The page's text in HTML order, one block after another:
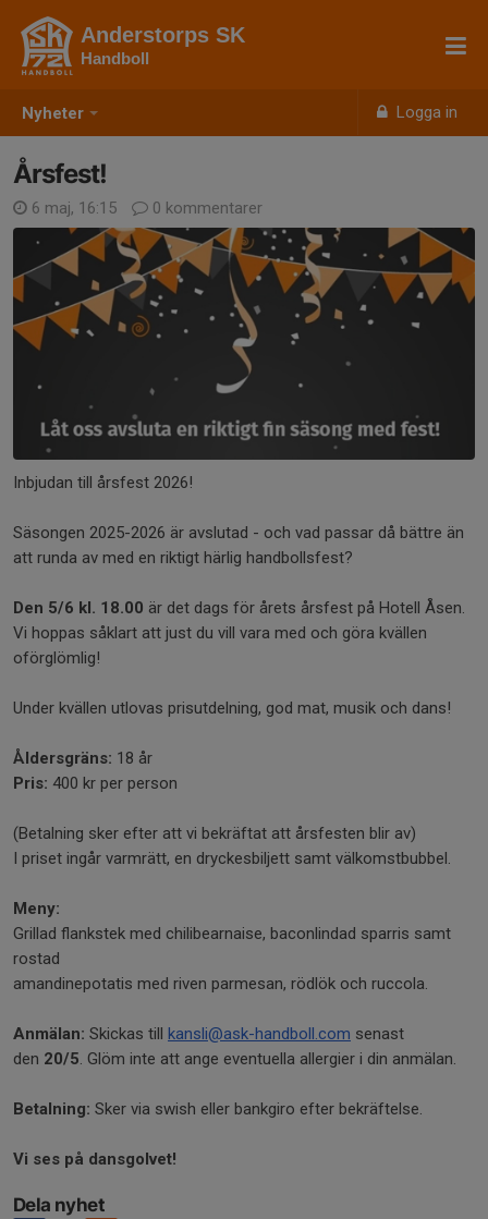
Nyheter Logga in
Anderstorps SK
Handboll
Årsfest!
6 maj, 16:15 0 kommentarer
Inbjudan till årsfest 2026!
Säsongen 2025-2026 är avslutad - och vad passar då bättre än
att runda av med en riktigt härlig handbollsfest?
Den 5/6 kl. 18.00 är det dags för årets årsfest på Hotell Åsen.
Vi hoppas såklart att just du vill vara med och göra kvällen
oförglömlig!
Under kvällen utlovas prisutdelning, god mat, musik och dans!
Åldersgräns: 18 år
Pris: 400 kr per person
(Betalning sker efter att vi bekräftat att årsfesten blir av)
I priset ingår varmrätt, en dryckesbiljett samt välkomstbubbel.
Meny:
Grillad flankstek med chilibearnaise, baconlindad sparris samt
rostad
amandinepotatis med riven parmesan, rödlök och ruccola.
Anmälan: Skickas till kansli@ask-handboll.com senast
den 20/5. Glöm inte att ange eventuella allergier i din anmälan.
Betalning: Sker via swish eller bankgiro efter bekräftelse.
Vi ses på dansgolvet!
Dela nyhet